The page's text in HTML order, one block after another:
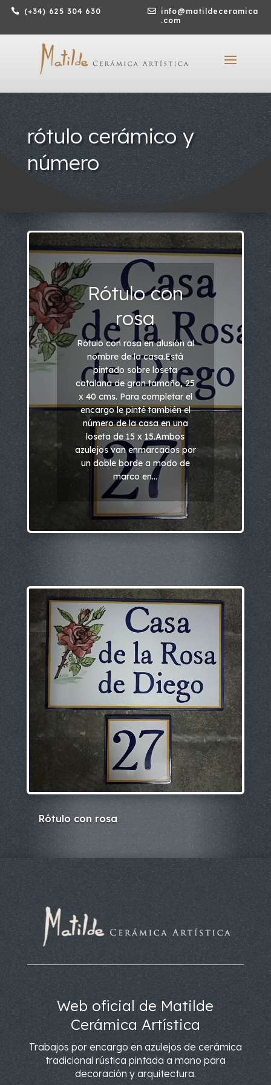
 (+34) 625 304 630 
info@matildeceramica
.com
rótulo cerámico y
número
Rótulo con
rosa
Rótulo con rosa en alusión al
nombre de la casa.Está
pintado sobre loseta
catalana de gran tamaño, 25
x 40 cms. Para completar el
encargo le pinté también el
número de la casa en una
loseta de 15 x 15.Ambos
azulejos van enmarcados por
un doble borde a modo de
marco en...
Rótulo con rosa
Web oficial de Matilde
Cerámica Artística
Trabajos por encargo en azulejos de cerámica
tradicional rústica pintada a mano para
decoración y arquitectura.